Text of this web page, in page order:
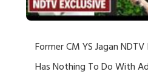
Former CM YS Jagan
Has Nothing To Do With